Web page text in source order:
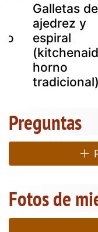
Galletas de
ajedrez y
espiral
horno
tradicional)
Preguntas
Fotos de